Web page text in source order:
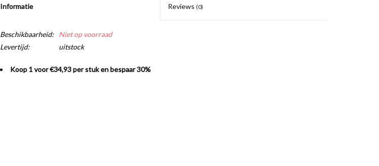
Informatie Reviews (0)
Beschikbaarheid:
Niet op voorraad
Levertijd:
uitstock
Koop 1 voor €34,93 per stuk en bespaar 30%